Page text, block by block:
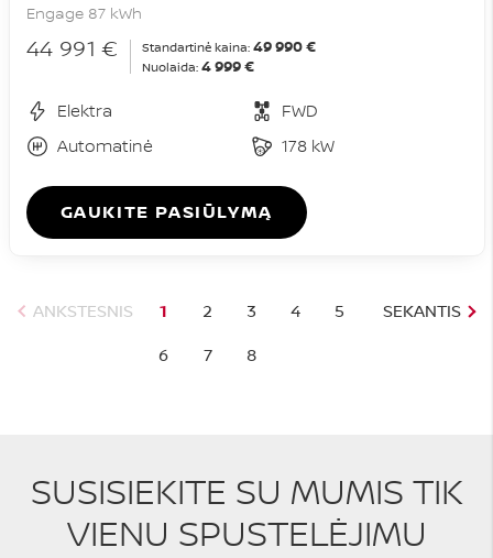
Engage 87 kWh
44 991 € Standartinė kaina: 49 990 €
Nuolaida: 4 999 €
Elektra
FWD
Automatinė
178 kW
GAUKITE PASIŪLYMĄ
ANKSTESNIS SEKANTIS
1 2 3 4
5
6
7 8
SUSISIEKITE SU MUMIS TIK
VIENU SPUSTELĖJIMU